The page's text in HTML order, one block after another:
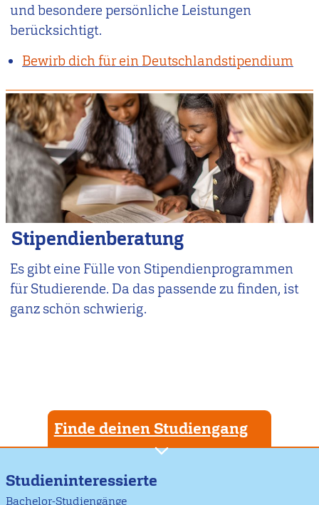
und besondere persönliche Leistungen
berücksichtigt.
Bewirb dich für ein Deutschlandstipendium
Stipendienberatung
Es gibt eine Fülle von Stipendienprogrammen
für Studierende. Da das passende zu finden, ist
ganz schön schwierig.
Finde deinen Studiengang
Studieninteressierte
Bachelor-Studiengänge